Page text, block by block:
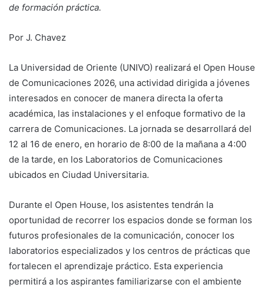
de formación práctica.
Por J. Chavez
La Universidad de Oriente (UNIVO) realizará el Open House
de Comunicaciones 2026, una actividad dirigida a jóvenes
interesados en conocer de manera directa la oferta
académica, las instalaciones y el enfoque formativo de la
carrera de Comunicaciones. La jornada se desarrollará del
12 al 16 de enero, en horario de 8:00 de la mañana a 4:00
de la tarde, en los Laboratorios de Comunicaciones
ubicados en Ciudad Universitaria.
Durante el Open House, los asistentes tendrán la
oportunidad de recorrer los espacios donde se forman los
futuros profesionales de la comunicación, conocer los
laboratorios especializados y los centros de prácticas que
fortalecen el aprendizaje práctico. Esta experiencia
permitirá a los aspirantes familiarizarse con el ambiente